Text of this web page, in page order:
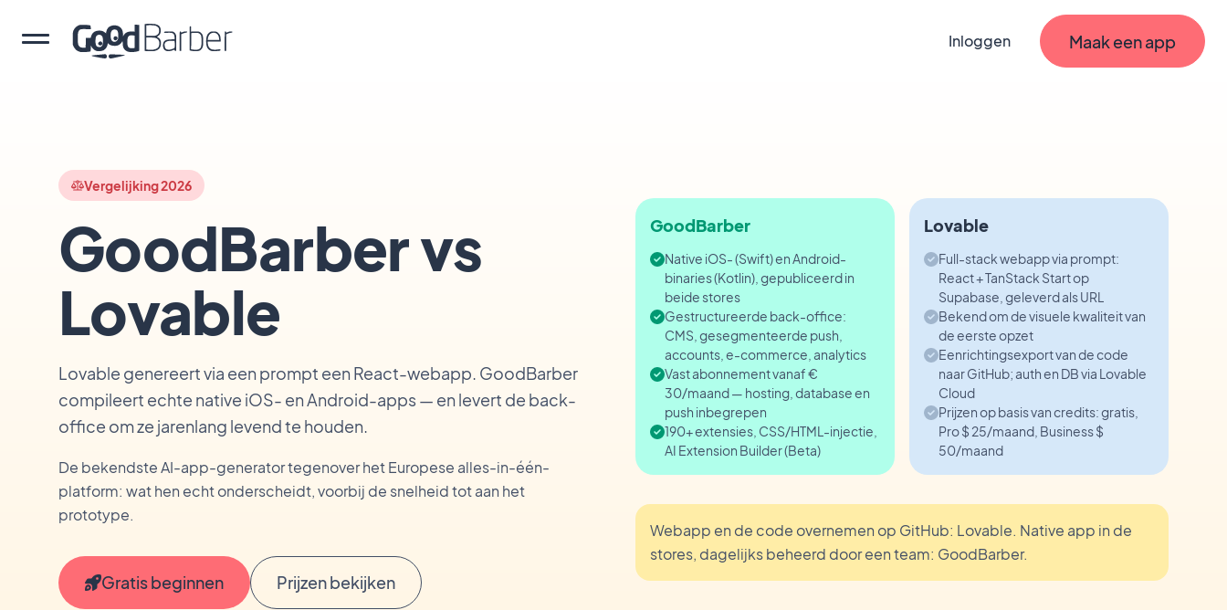
Inloggen Maak een app
Vergelijking 2026
GoodBarber vs
Lovable
Lovable genereert via een prompt een React-webapp. GoodBarber
compileert echte native iOS- en Android-apps — en levert de back-
office om ze jarenlang levend te houden.
De bekendste AI-app-generator tegenover het Europese alles-in-één-
platform: wat hen echt onderscheidt, voorbij de snelheid tot aan het
prototype.
Gratis beginnen Prijzen bekijken
GoodBarber
Native iOS- (Swift) en Android-
binaries (Kotlin), gepubliceerd in
beide stores
Gestructureerde back-office:
CMS, gesegmenteerde push,
accounts, e-commerce, analytics
Vast abonnement vanaf €
30/maand — hosting, database en
push inbegrepen
190+ extensies, CSS/HTML-injectie,
AI Extension Builder (Beta)
Lovable
Full-stack webapp via prompt:
React + TanStack Start op
Supabase, geleverd als URL
Bekend om de visuele kwaliteit van
de eerste opzet
Eenrichtingsexport van de code
naar GitHub; auth en DB via Lovable
Cloud
Prijzen op basis van credits: gratis,
Pro $ 25/maand, Business $
50/maand
Webapp en de code overnemen op GitHub: Lovable. Native app in de
stores, dagelijks beheerd door een team: GoodBarber.